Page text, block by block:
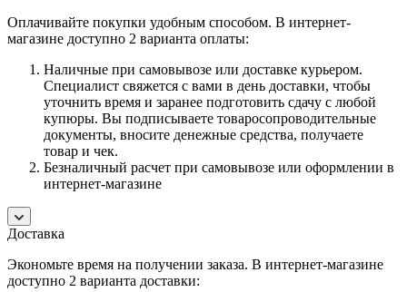
Оплачивайте покупки удобным способом. В интернет-
магазине доступно 2 варианта оплаты:
Наличные при самовывозе или доставке курьером.
Специалист свяжется с вами в день доставки, чтобы
уточнить время и заранее подготовить сдачу с любой
купюры. Вы подписываете товаросопроводительные
документы, вносите денежные средства, получаете
товар и чек.
Безналичный расчет при самовывозе или оформлении в
интернет-магазине
Доставка
Экономьте время на получении заказа. В интернет-магазине
доступно 2 варианта доставки: